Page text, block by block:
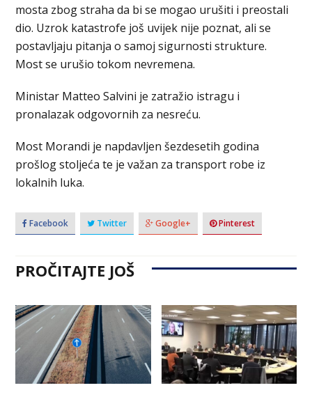
mosta zbog straha da bi se mogao urušiti i preostali
dio. Uzrok katastrofe još uvijek nije poznat, ali se
postavljaju pitanja o samoj sigurnosti strukture.
Most se urušio tokom nevremena.
Ministar Matteo Salvini je zatražio istragu i
pronalazak odgovornih za nesreću.
Most Morandi je napdavljen šezdesetih godina
prošlog stoljeća te je važan za transport robe iz
lokalnih luka.
Facebook Twitter Google+ Pinterest
PROČITAJTE JOŠ